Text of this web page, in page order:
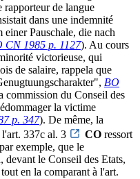
de langue
dans une indemnité
Pauschale, die nach
CN 1985 p. 1127). Au cours
victorieuse, qui
de salaire, rappela que
BO
commission du Conseil des
la victime
p. 347). De même, la
337c al. 3
CO ressort
exemple, que le
devant le Conseil des Etats,
en la comparant à l'art.